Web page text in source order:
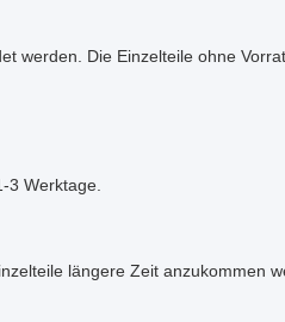
werden. Die Einzelteile ohne
3 Werktage.
längere Zeit anzukommen